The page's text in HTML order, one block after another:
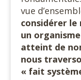
vue
considérer le
un
atteint de
nous
« fait